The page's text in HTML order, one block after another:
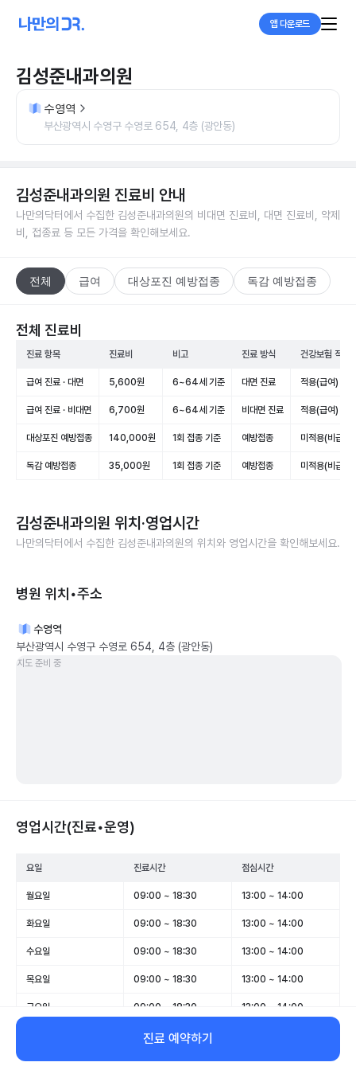
앱 다운로드
김성준내과의원
수영역
부산광역시 수영구 수영로 654, 4층 (광안동)
김성준내과의원 진료비 안내
나만의닥터에서 수집한 김성준내과의원의 비대면 진료비, 대면 진료비, 약제
비, 접종료 등 모든 가격을 확인해보세요.
전체 급여 대상포진 예방접종 독감 예방접종
전체 진료비
진료 항목 진료비 비고 진료 방식 건강보험 적용
급여 진료 · 대면 5,600원 6~64세 기준 대면 진료 적용(급여)
급여 진료 · 비대면 6,700원 6~64세 기준 비대면 진료 적용(급여)
대상포진 예방접종 140,000원 1회 접종 기준 예방접종 미적용(비급여)
독감 예방접종 35,000원 1회 접종 기준 예방접종 미적용(비급여)
김성준내과의원 위치·영업시간
나만의닥터에서 수집한 김성준내과의원의 위치와 영업시간을 확인해보세요.
병원 위치•주소
수영역
부산광역시 수영구 수영로 654, 4층 (광안동)
지도 준비 중
영업시간(진료•운영)
요일 진료시간 점심시간
월요일 09:00 ~ 18:30 13:00 ~ 14:00
화요일 09:00 ~ 18:30 13:00 ~ 14:00
수요일 09:00 ~ 18:30 13:00 ~ 14:00
목요일 09:00 ~ 18:30 13:00 ~ 14:00
금요일 09:00 ~ 18:30 13:00 ~ 14:00
09:00 ~ 13:00
일요일 휴무 -
진료 예약하기